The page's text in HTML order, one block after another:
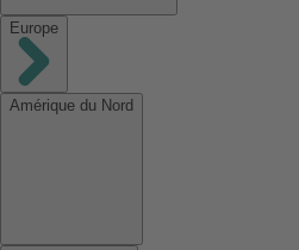
Europe
Amérique du Nord